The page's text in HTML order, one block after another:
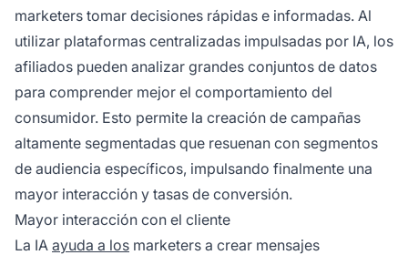
marketers tomar decisiones rápidas e informadas. Al
utilizar plataformas centralizadas impulsadas por IA, los
afiliados pueden analizar grandes conjuntos de datos
para comprender mejor el comportamiento del
consumidor. Esto permite la creación de campañas
altamente segmentadas que resuenan con segmentos
de audiencia específicos, impulsando finalmente una
mayor interacción y tasas de conversión.
Mayor interacción con el cliente
La IA ayuda a los marketers a crear mensajes